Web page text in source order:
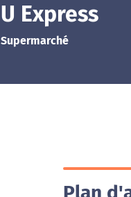
U Express
Supermarché